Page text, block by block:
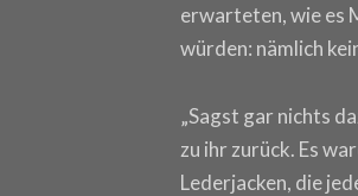
erwarteten, wie es
würden: nämlich
„Sagst gar nichts
zu ihr zurück. Es
Lederjacken, die